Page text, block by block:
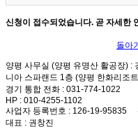
신청이 접수되었습니다. 곧 자세한
돌아
양평 사무실 (양평 유명산 활공장) :
니아 스파랜드 1층 (양평 한화리조
경기 통합 전화 : 031-774-1022
HP : 010-4255-1102
사업자 등록번호 : 126-19-95835
대표 : 권창진